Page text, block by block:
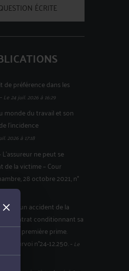
ÉCRITE
préférence dans les
-Le 24 juil. 2026 à 16:29
monde du travail et son
l’incidence
2026 à 17:18
ne peut se
la victime – Cour
28 octobre 2021, n°
17:51
d’un accident de la
du contrat conditionnant sa
de la première prime.
pourvoi n°24-12.250.-Le